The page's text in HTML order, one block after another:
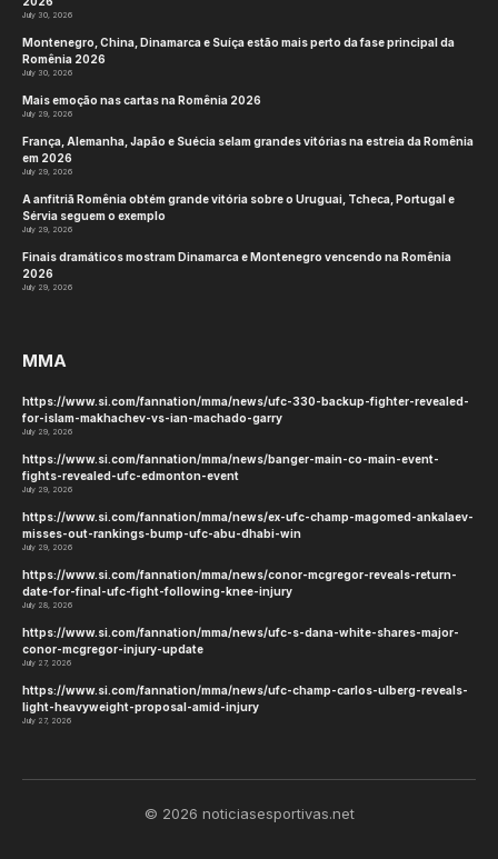
July 30, 2026
Montenegro, China, Dinamarca e Suíça estão mais perto da fase principal da
Romênia 2026
July 30, 2026
Mais emoção nas cartas na Romênia 2026
July 29, 2026
França, Alemanha, Japão e Suécia selam grandes vitórias na estreia da Romênia
em 2026
July 29, 2026
A anfitriã Romênia obtém grande vitória sobre o Uruguai, Tcheca, Portugal e
Sérvia seguem o exemplo
July 29, 2026
Finais dramáticos mostram Dinamarca e Montenegro vencendo na Romênia
2026
July 29, 2026
MMA
https://www.si.com/fannation/mma/news/ufc-330-backup-fighter-revealed-
for-islam-makhachev-vs-ian-machado-garry
July 29, 2026
https://www.si.com/fannation/mma/news/banger-main-co-main-event-
fights-revealed-ufc-edmonton-event
July 29, 2026
https://www.si.com/fannation/mma/news/ex-ufc-champ-magomed-ankalaev-
misses-out-rankings-bump-ufc-abu-dhabi-win
July 29, 2026
https://www.si.com/fannation/mma/news/conor-mcgregor-reveals-return-
date-for-final-ufc-fight-following-knee-injury
July 28, 2026
https://www.si.com/fannation/mma/news/ufc-s-dana-white-shares-major-
conor-mcgregor-injury-update
July 27, 2026
https://www.si.com/fannation/mma/news/ufc-champ-carlos-ulberg-reveals-
light-heavyweight-proposal-amid-injury
July 27, 2026
© 2026 noticiasesportivas.net